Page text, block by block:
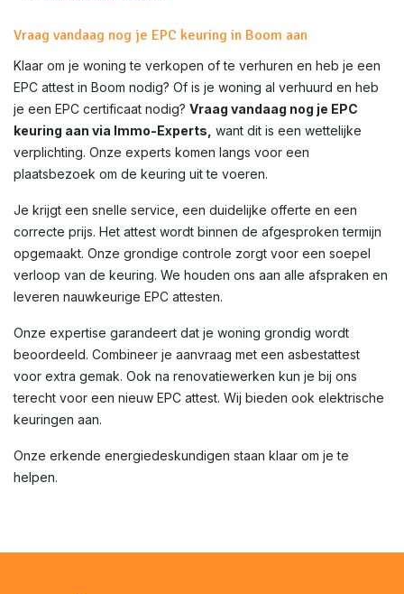
Vraag vandaag nog je EPC keuring in Boom aan
Klaar om je woning te verkopen of te verhuren en heb je een
EPC attest in Boom nodig? Of is je woning al verhuurd en heb
je een EPC certificaat nodig? Vraag vandaag nog je EPC
keuring aan via Immo-Experts, want dit is een wettelijke
verplichting. Onze experts komen langs voor een
plaatsbezoek om de keuring uit te voeren.
Je krijgt een snelle service, een duidelijke offerte en een
correcte prijs. Het attest wordt binnen de afgesproken termijn
opgemaakt. Onze grondige controle zorgt voor een soepel
verloop van de keuring. We houden ons aan alle afspraken en
leveren nauwkeurige EPC attesten.
Onze expertise garandeert dat je woning grondig wordt
beoordeeld. Combineer je aanvraag met een asbestattest
voor extra gemak. Ook na renovatiewerken kun je bij ons
terecht voor een nieuw EPC attest. Wij bieden ook elektrische
keuringen aan.
Onze erkende energiedeskundigen staan klaar om je te
helpen.